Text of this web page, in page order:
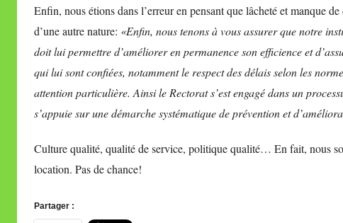
Enfin, nous étions dans l’erreur en pensant que lâcheté et manque
d’une autre nature: «Enfin, nous tenons à vous assurer que notre
doit lui permettre d’améliorer en permanence son efficience et
qui lui sont confiées, notamment le respect des délais selon les
attention particulière. Ainsi le Rectorat s’est engagé dans un
s’appuie sur une démarche systématique de prévention et
Culture qualité, qualité de service, politique qualité… En fait, nous
location. Pas de chance!
Partager :